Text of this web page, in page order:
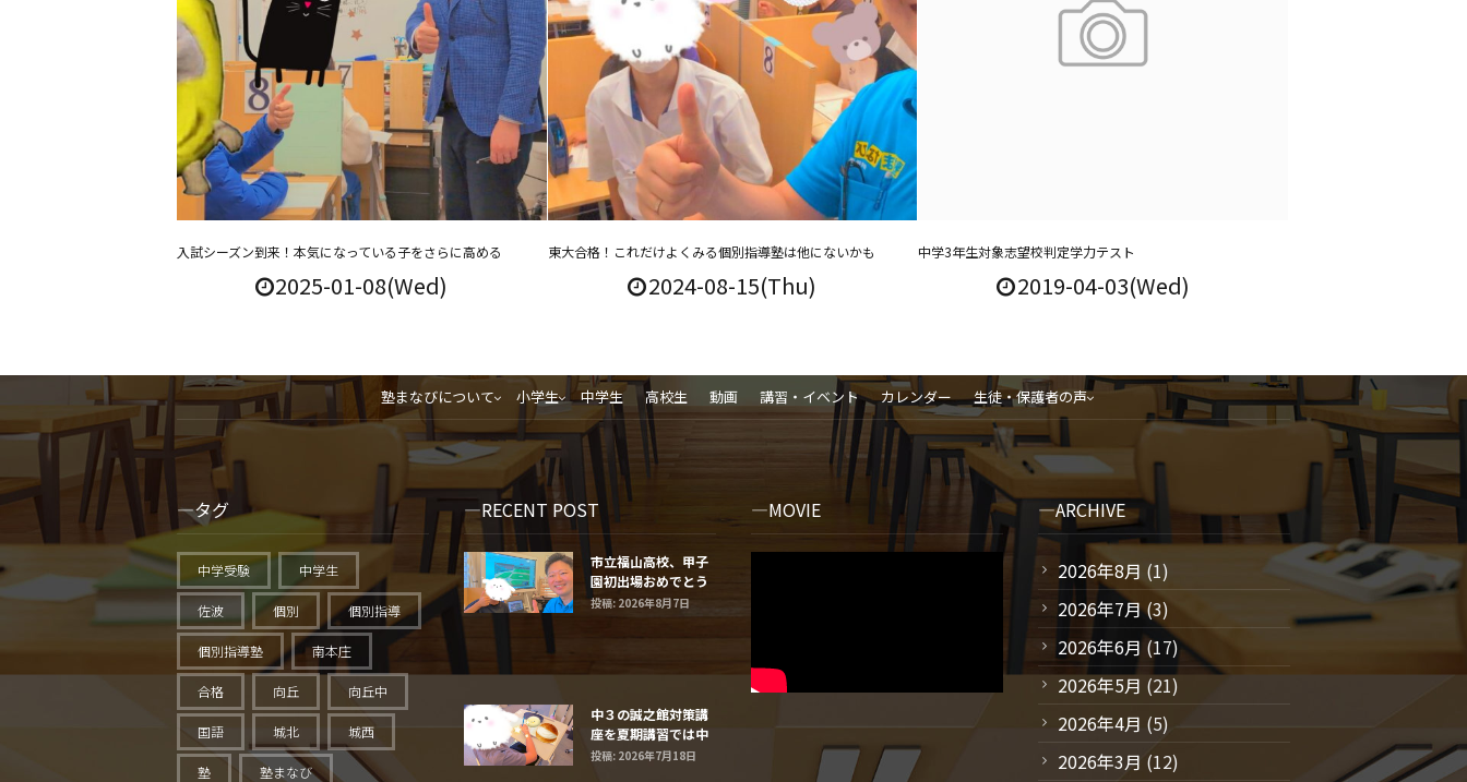
入試シーズン到来！本気になっている子をさらに高める
2025-01-08(Wed)
東大合格！これだけよくみる個別指導塾は他にないかも
2024-08-15(Thu)
中学3年生対象志望校判定学力テスト
2019-04-03(Wed)
塾まなびについて 小学生 中学生 高校生 動画 講習・イベント カレンダー 生徒・保護者の声
タグ
中学受験 中学生
佐波 個別 個別指導
個別指導塾 南本庄
合格 向丘 向丘中
国語 城北 城西
塾 塾まなび
RECENT POST
市立福山高校、甲子
園初出場おめでとう
ございます！⚾️
投稿: 2026年8月7日
中３の誠之館対策講
座を夏期講習では中
学２年生と１年生に
投稿: 2026年7月18日
MOVIE ARCHIVE
2026年8月 (1)
2026年7月(3)
2026年6月 (17)
2026年5月 (21)
2026年4月 (5)
2026年3月 (12)